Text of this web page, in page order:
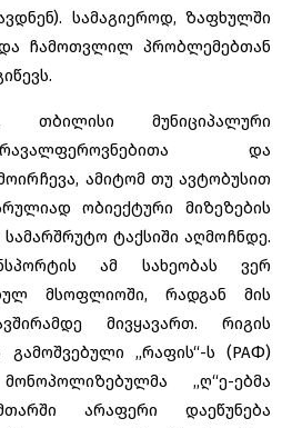
სამაგიეროდ, ზაფხულში
ჩამოთვლილ პრობლემებთან
თბილისი მუნიციპალური
და
ამიტომ თუ ავტობუსით
ობიექტური მიზეზების
ტაქსიში აღმოჩნდე.
ამ სახეობას ვერ
მსოფლიოში, რადგან მის
მივყავართ. რიგის
,,რაფის“-ს (РАФ)
,,ღ“ე-ებმა
არაფერი დაეწუნება